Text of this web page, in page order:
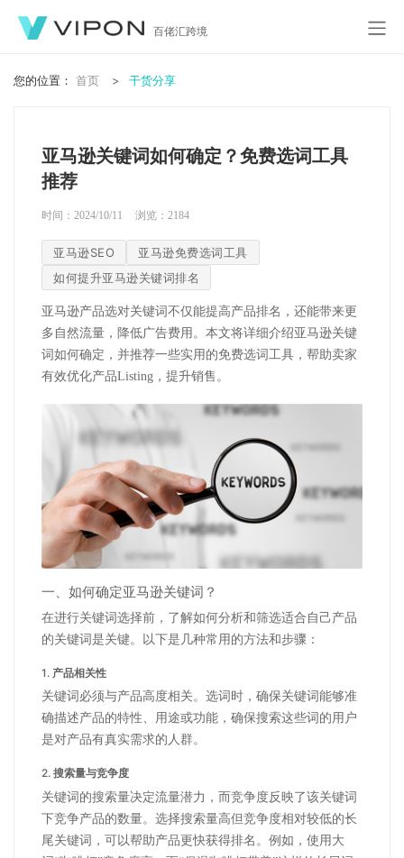
百佬汇跨境
您的位置： 首页 干货分享
亚马逊关键词如何确定？免费选词工具
推荐
时间：2024/10/11 浏览： 2184
亚马逊SEO
亚马逊免费选词工具
如何提升亚马逊关键词排名
亚马逊产品选对关键词不仅能提高产品排名，还能带来更
多自然流量，降低广告费用。本文将详细介绍亚马逊关键
词如何确定，并推荐一些实用的免费选词工具，帮助卖家
有效优化产品Listing，提升销售。
一、如何确定亚马逊关键词？
在进行关键词选择前，了解如何分析和筛选适合自己产品
的关键词是关键。以下是几种常用的方法和步骤：
1. 产品相关性
关键词必须与产品高度相关。选词时，确保关键词能够准
确描述产品的特性、用途或功能，确保搜索这些词的用户
是对产品有真实需求的人群。
2. 搜索量与竞争度
关键词的搜索量决定流量潜力，而竞争度反映了该关键词
下竞争产品的数量。选择搜索量高但竞争度相对较低的长
尾关键词，可以帮助产品更快获得排名。例如，使用大